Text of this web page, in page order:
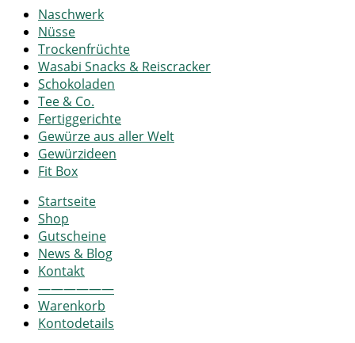
Naschwerk
Nüsse
Trockenfrüchte
Wasabi Snacks & Reiscracker
Schokoladen
Tee & Co.
Fertiggerichte
Gewürze aus aller Welt
Gewürzideen
Fit Box
Startseite
Shop
Gutscheine
News & Blog
Kontakt
——————
Warenkorb
Kontodetails